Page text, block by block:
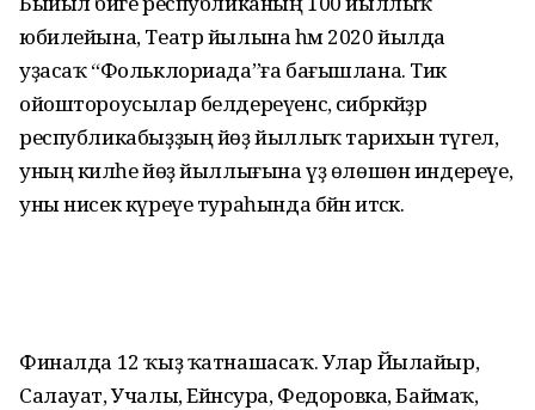
юбилейына, Театр йылына һәм 2020 йылда
уҙасаҡ “Фольклориада”ға бағышлана. Тик
ойоштороусылар белдереүенсә, сибәркәйҙәр
республикабыҙҙың йөҙ йыллыҡ тарихын түгел, ә
уның киләһе йөҙ йыллығына үҙ өлөшөн индереүе,
уны нисек күреүе тураһында бәйән итәсәк.
Финалда 12 ҡыҙ ҡатнашасаҡ. Улар Йылайыр,
Салауат, Учалы, Ейәнсура, Федоровка, Баймаҡ,